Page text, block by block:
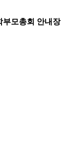
부모총회 안내장